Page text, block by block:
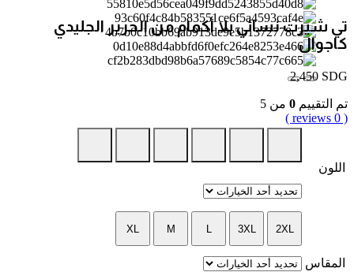
تي شيرت نسائي بلا أكمام من الحرير الجليدي
كاجوال
2,450 SDG
تم التقييم 0 من 5
( 0 reviews )
اللون
المقاس
2XL
3XL
M
XL